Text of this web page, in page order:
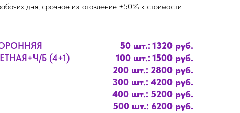
дня, срочное изготовление +50% к стоимости
Б (4+1)
50 шт.: 1320 руб.
100 шт.: 1500 руб.
200 шт.: 2800 руб.
300 шт.: 4200 руб.
400 шт.: 5200 руб.
500 шт.: 6200 руб.